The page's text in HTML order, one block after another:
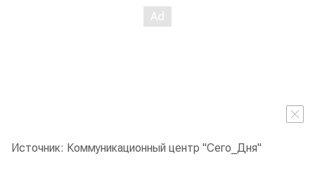
Источник: Коммуникационный центр "Сего_Дня"